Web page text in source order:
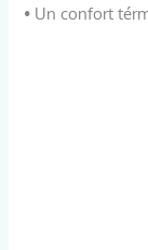
• Un confort